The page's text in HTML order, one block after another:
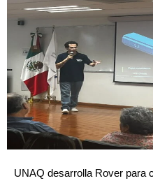
UNAQ desarrolla Rover para